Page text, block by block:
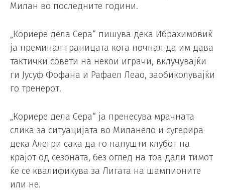
Милан во последните години.
„Кориере дела Сера“ пишува дека Ибрахимовиќ
ја преминал границата кога почнал да им дава
тактички совети на некои играчи, вклучувајќи
ги Јусуф Фофана и Рафаел Леао, заобиколувајќи
го тренерот.
„Кориере дела Сера“ ја пренесува мрачната
слика за ситуацијата во Миланело и сугерира
дека Алегри сака да го напушти клубот на
крајот од сезоната, без оглед на тоа дали тимот
ќе се квалификува за Лигата на шампионите
или не.